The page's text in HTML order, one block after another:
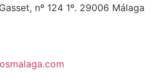
nº 124 1º. 29006 Málaga